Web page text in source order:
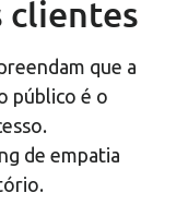
clientes
que a
público é o
de empatia